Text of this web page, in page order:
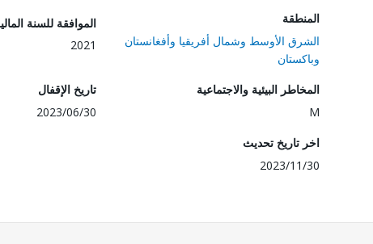
المنطقة
الشرق الأوسط وشمال أفريقيا وأفغانستان
وباكستان
الموافقة للسنة
2021
المخاطر البيئية والاجتماعية
M
تاريخ الإقفال
2023/06/30
اخر تاريخ تحديث
2023/11/30